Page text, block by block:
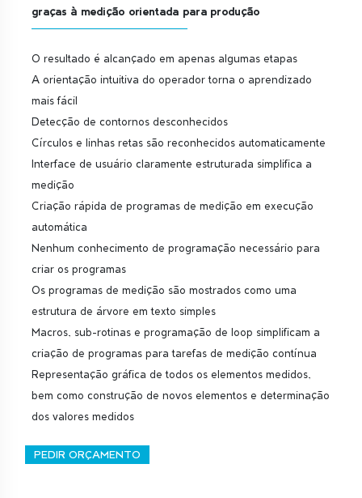
graças à medição orientada para produção
O resultado é alcançado em apenas algumas etapas
A orientação intuitiva do operador torna o aprendizado
mais fácil
Detecção de contornos desconhecidos
Círculos e linhas retas são reconhecidos automaticamente
Interface de usuário claramente estruturada simplifica a
medição
Criação rápida de programas de medição em execução
automática
Nenhum conhecimento de programação necessário para
criar os programas
Os programas de medição são mostrados como uma
estrutura de árvore em texto simples
Macros, sub-rotinas e programação de loop simplificam a
criação de programas para tarefas de medição contínua
Representação gráfica de todos os elementos medidos,
bem como construção de novos elementos e determinação
dos valores medidos
PEDIR ORÇAMENTO